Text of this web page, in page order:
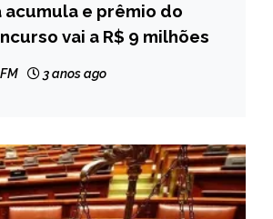
acumula e prêmio do
vai a R$ 9 milhões
3 anos ago